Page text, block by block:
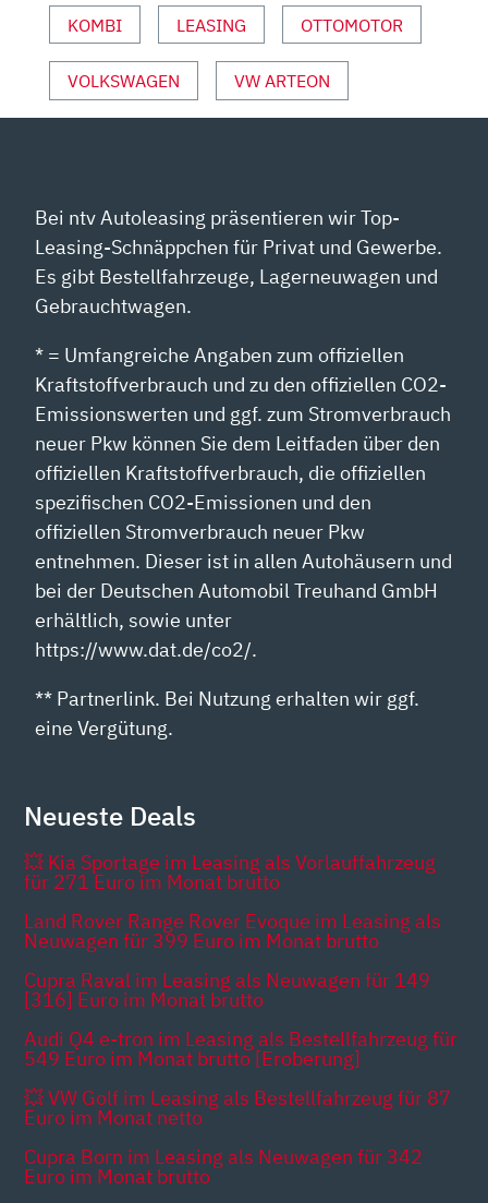
KOMBI LEASING OTTOMOTOR
VOLKSWAGEN VW ARTEON
Bei ntv Autoleasing präsentieren wir Top-
Leasing-Schnäppchen für Privat und Gewerbe.
Es gibt Bestellfahrzeuge, Lagerneuwagen und
Gebrauchtwagen.
* = Umfangreiche Angaben zum offiziellen
Kraftstoffverbrauch und zu den offiziellen CO2-
Emissionswerten und ggf. zum Stromverbrauch
neuer Pkw können Sie dem Leitfaden über den
offiziellen Kraftstoffverbrauch, die offiziellen
spezifischen CO2-Emissionen und den
offiziellen Stromverbrauch neuer Pkw
entnehmen. Dieser ist in allen Autohäusern und
bei der Deutschen Automobil Treuhand GmbH
erhältlich, sowie unter
https://www.dat.de/co2/.
** Partnerlink. Bei Nutzung erhalten wir ggf.
eine Vergütung.
Neueste Deals
💥 Kia Sportage im Leasing als Vorlauffahrzeug
für 271 Euro im Monat brutto
Land Rover Range Rover Evoque im Leasing als
Neuwagen für 399 Euro im Monat brutto
Cupra Raval im Leasing als Neuwagen für 149
[316] Euro im Monat brutto
Audi Q4 e-tron im Leasing als Bestellfahrzeug für
549 Euro im Monat brutto [Eroberung]
💥 VW Golf im Leasing als Bestellfahrzeug für 87
Euro im Monat netto
Cupra Born im Leasing als Neuwagen für 342
Euro im Monat brutto